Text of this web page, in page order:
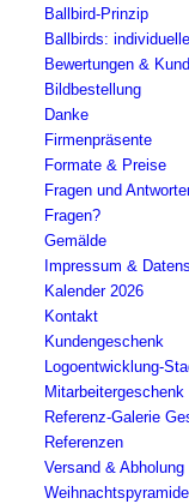
Ballbird-Prinzip
Ballbirds:
Bewertungen &
Bildbestellung
Danke
Firmenpräsente
Formate & Preise
Fragen und
Fragen?
Gemälde
Impressum &
Kalender 2026
Kontakt
Kundengeschenk
Logoentwicklung-
Mitarbeitergeschenk
Referenz-Galerie
Referenzen
Versand & Abholung